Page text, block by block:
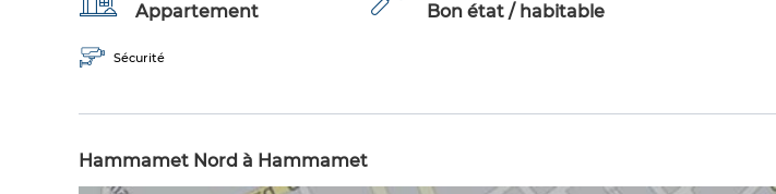
Appartement Bon état / habitable
Sécurité
Hammamet Nord à Hammamet